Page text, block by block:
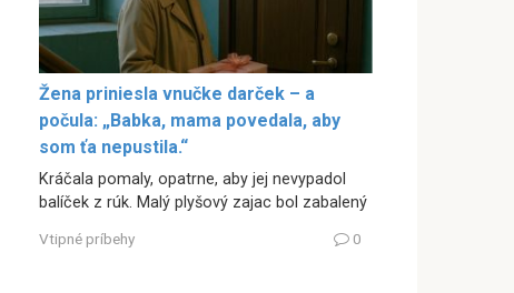
Žena priniesla vnučke darček – a
počula: „Babka, mama povedala, aby
som ťa nepustila.“
Kráčala pomaly, opatrne, aby jej nevypadol
balíček z rúk. Malý plyšový zajac bol zabalený
Vtipné príbehy 0